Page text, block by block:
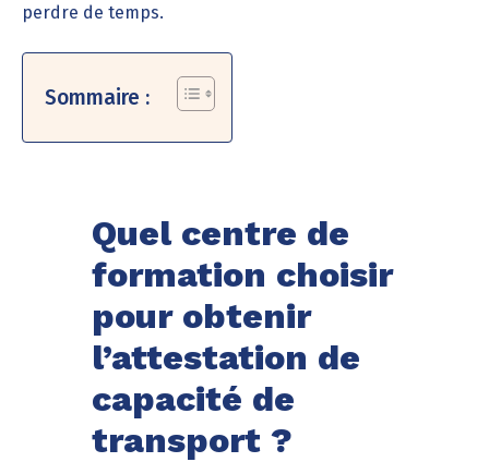
perdre de temps.
Sommaire :
Quel centre de
formation choisir
pour obtenir
l’attestation de
capacité de
transport ?